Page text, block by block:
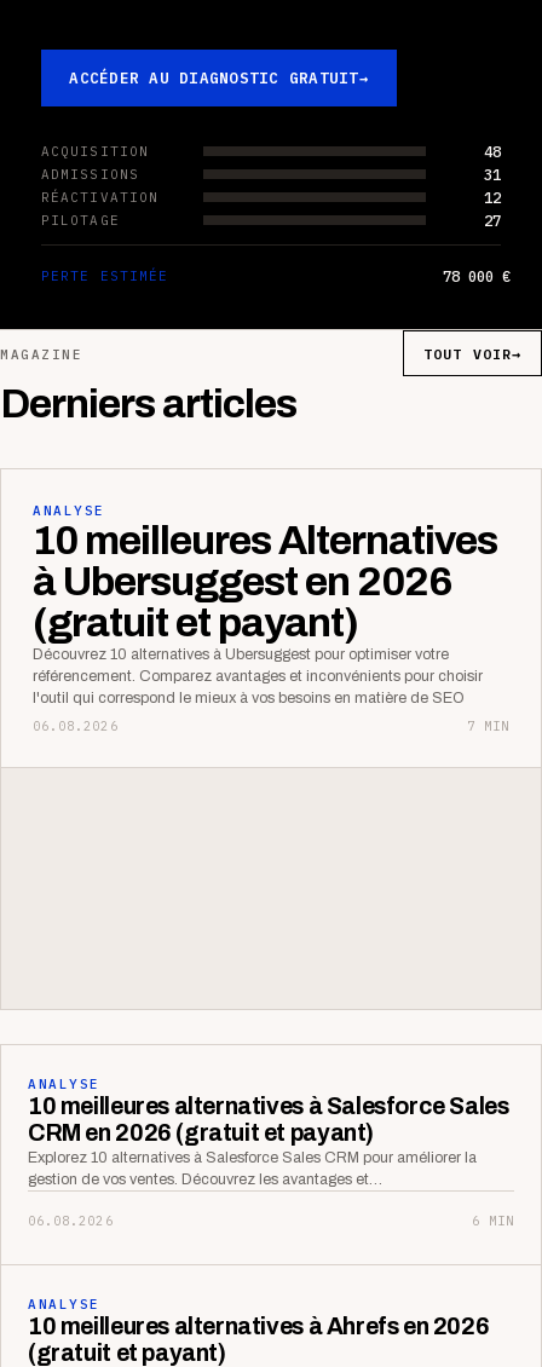
ACCÉDER AU DIAGNOSTIC GRATUIT→
ACQUISITION 48
ADMISSIONS 31
RÉACTIVATION 12
PILOTAGE 27
PERTE ESTIMÉE 78 000 €
MAGAZINE
Derniers articles
TOUT VOIR→
ANALYSE
10 meilleures Alternatives
à Ubersuggest en 2026
(gratuit et payant)
Découvrez 10 alternatives à Ubersuggest pour optimiser votre
référencement. Comparez avantages et inconvénients pour choisir
l'outil qui correspond le mieux à vos besoins en matière de SEO
06.08.2026
7 MIN
ANALYSE
10 meilleures alternatives à Salesforce Sales
CRM en 2026 (gratuit et payant)
Explorez 10 alternatives à Salesforce Sales CRM pour améliorer la
gestion de vos ventes. Découvrez les avantages et…
06.08.2026 6 MIN
ANALYSE
10 meilleures alternatives à Ahrefs en 2026
(gratuit et payant)